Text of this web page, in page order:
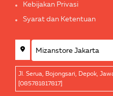
Kebijakan Privasi
Syarat dan Ketentuan
Jl. Serua, Bojongsari, Depok,
[085781817817]